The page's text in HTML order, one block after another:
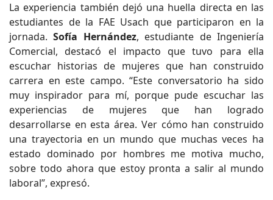
La experiencia también dejó una huella directa en las
estudiantes de la FAE Usach que participaron en la
jornada.Sofía Hernández, estudiante de Ingeniería
Comercial, destacó el impacto que tuvo para ella
escuchar historias de mujeres que han construido
carrera en este campo. “Este conversatorio ha sido
muy inspirador para mí, porque pude escuchar las
experiencias de mujeres que han logrado
desarrollarse en esta área. Ver cómo han construido
una trayectoria en un mundo que muchas veces ha
estado dominado por hombres me motiva mucho,
sobre todo ahora que estoy pronta a salir al mundo
laboral”, expresó.